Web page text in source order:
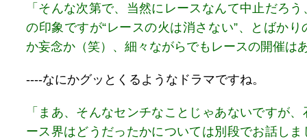
「そんな次第で、当然にレースなんて中止だろ
の印象ですが“レースの火は消さない”、とばか
か妄念か（笑）、細々ながらでもレースの開催は
----なにかグッとくるようなドラマですね。
「まあ、そんなセンチなことじゃあないですが
ース界はどうだったかについては別段でお話し